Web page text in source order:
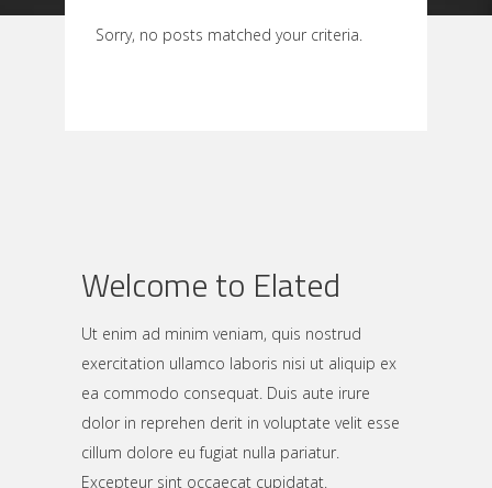
Sorry, no posts matched your criteria.
Welcome to Elated
Ut enim ad minim veniam, quis nostrud
exercitation ullamco laboris nisi ut aliquip ex
ea commodo consequat. Duis aute irure
dolor in reprehen derit in voluptate velit esse
cillum dolore eu fugiat nulla pariatur.
Excepteur sint occaecat cupidatat.